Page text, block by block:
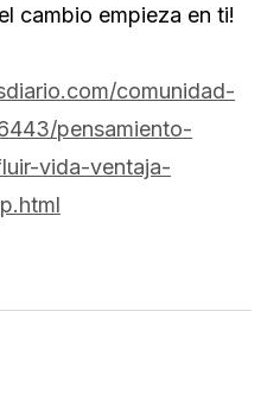
cambio empieza en ti!
comunidad-
pensamiento-
vida-ventaja-